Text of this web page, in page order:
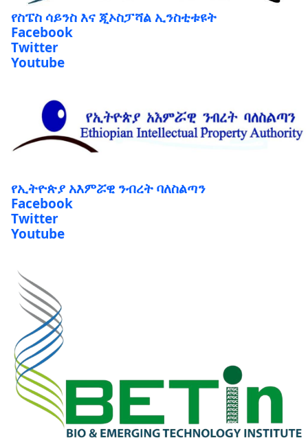
የስፔስ ሳይንስ እና ጂኦስፓሻል ኢንስቲቱዩት
Facebook
Twitter
Youtube
የኢትዮጵያ አእምሯዊ ንብረት ባለስልጣን
Facebook
Twitter
Youtube